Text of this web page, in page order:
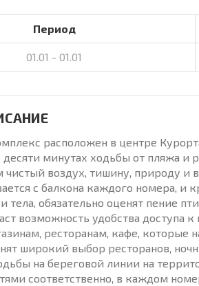
Период
01.01 - 01.01
расположен в центре
десяти минутах ходьбы от пляжа
чистый воздух, тишину, природу и
с балкона каждого номера, и
тела, обязательно оценят пение
возможность удобства
ресторанам, кафе, которые
широкий выбор ресторанов,
на береговой линии на
соответственно, в каждом